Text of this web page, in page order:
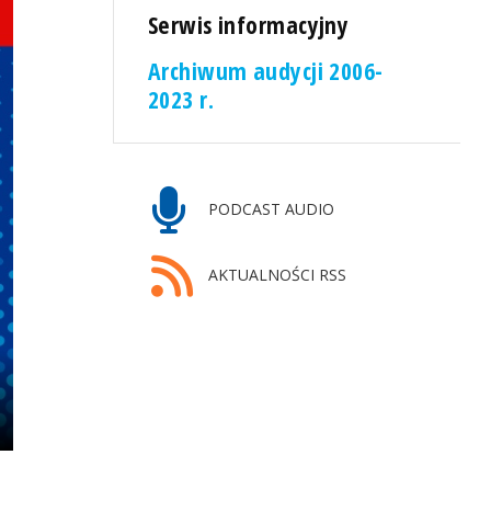
Serwis informacyjny
Archiwum audycji 2006-
2023 r.
PODCAST AUDIO
AKTUALNOŚCI RSS